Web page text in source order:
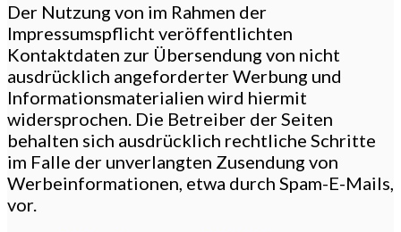
Der Nutzung von im Rahmen der
Impressumspflicht veröffentlichten
Kontaktdaten zur Übersendung von nicht
ausdrücklich angeforderter Werbung und
Informationsmaterialien wird hiermit
widersprochen. Die Betreiber der Seiten
behalten sich ausdrücklich rechtliche Schritte
im Falle der unverlangten Zusendung von
Werbeinformationen, etwa durch Spam-E-Mails,
vor.